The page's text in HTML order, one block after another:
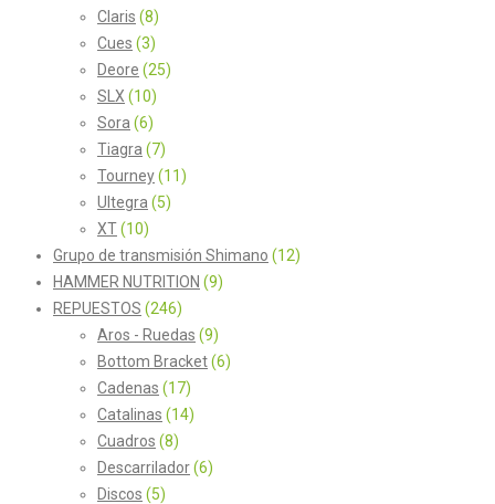
Claris (8)
Cues (3)
Deore (25)
SLX (10)
Sora (6)
Tiagra (7)
Tourney(11)
Ultegra (5)
XT(10)
Grupo de transmisión Shimano (12)
HAMMER NUTRITION (9)
REPUESTOS (246)
Aros - Ruedas (9)
Bottom Bracket(6)
Cadenas (17)
Catalinas (14)
Cuadros (8)
Descarrilador(6)
Discos (5)